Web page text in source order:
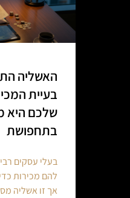
האשליה
בעיית
שלכם היא
בתחפושת
בעלי עסקים
להם מכירות
אך זו אשליה